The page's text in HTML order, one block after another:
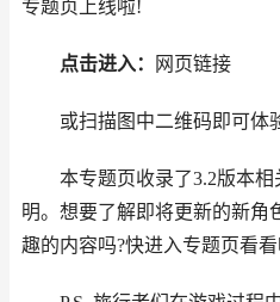
专题页上线啦!
点击进入： 网页链接
或扫描图中二维码即可体
本专题页收录了3.2版本相
明。想要了解即将更新的新角
趣的内容吗?快进入专题页看